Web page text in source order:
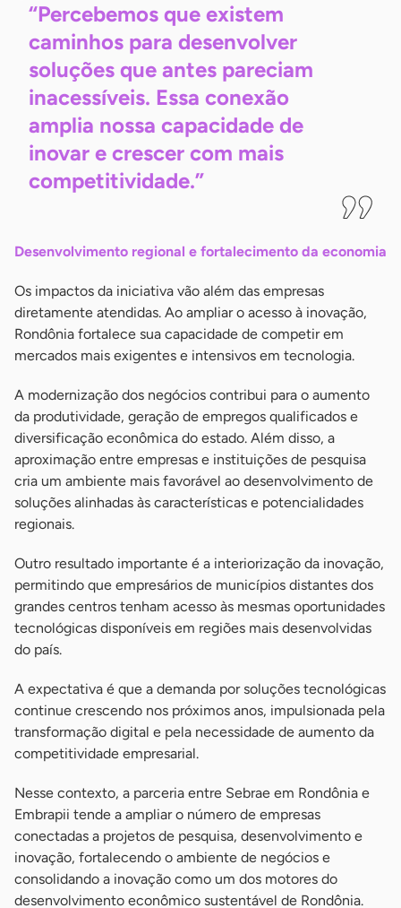
“Percebemos que existem
caminhos para desenvolver
soluções que antes pareciam
inacessíveis. Essa conexão
amplia nossa capacidade de
inovar e crescer com mais
competitividade.”
Desenvolvimento regional e fortalecimento da economia
Os impactos da iniciativa vão além das empresas
diretamente atendidas. Ao ampliar o acesso à inovação,
Rondônia fortalece sua capacidade de competir em
mercados mais exigentes e intensivos em tecnologia.
A modernização dos negócios contribui para o aumento
da produtividade, geração de empregos qualificados e
diversificação econômica do estado. Além disso, a
aproximação entre empresas e instituições de pesquisa
cria um ambiente mais favorável ao desenvolvimento de
soluções alinhadas às características e potencialidades
regionais.
Outro resultado importante é a interiorização da inovação,
permitindo que empresários de municípios distantes dos
grandes centros tenham acesso às mesmas oportunidades
tecnológicas disponíveis em regiões mais desenvolvidas
do país.
A expectativa é que a demanda por soluções tecnológicas
continue crescendo nos próximos anos, impulsionada pela
transformação digital e pela necessidade de aumento da
competitividade empresarial.
Nesse contexto, a parceria entre Sebrae em Rondônia e
Embrapii tende a ampliar o número de empresas
conectadas a projetos de pesquisa, desenvolvimento e
inovação, fortalecendo o ambiente de negócios e
consolidando a inovação como um dos motores do
desenvolvimento econômico sustentável de Rondônia.